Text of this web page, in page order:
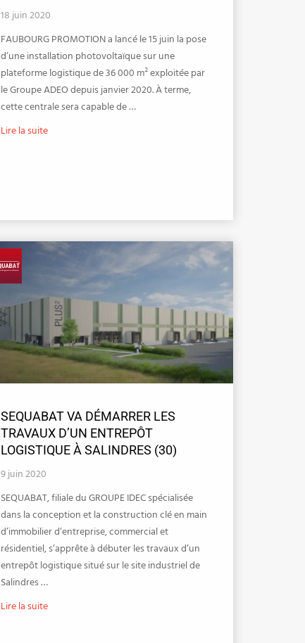
18 juin 2020
FAUBOURG PROMOTION a lancé le 15 juin la pose
d’une installation photovoltaïque sur une
plateforme logistique de 36 000 m² exploitée par
le Groupe ADEO depuis janvier 2020. À terme,
cette centrale sera capable de …
Lire la suite
SEQUABAT VA DÉMARRER LES
TRAVAUX D’UN ENTREPÔT
LOGISTIQUE À SALINDRES (30)
9 juin 2020
SEQUABAT, filiale du GROUPE IDEC spécialisée
dans la conception et la construction clé en main
d’immobilier d’entreprise, commercial et
résidentiel, s’apprête à débuter les travaux d’un
entrepôt logistique situé sur le site industriel de
Salindres …
Lire la suite